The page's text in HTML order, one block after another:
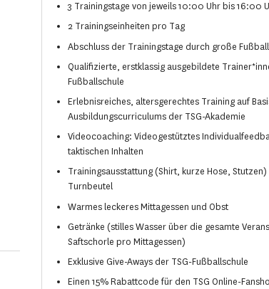
3 Trainingstage von jeweils 10:00 Uhr bis 16:00
2 Trainingseinheiten pro Tag
Abschluss der Trainingstage durch große
Qualifizierte, erstklassig ausgebildete
Fußballschule
Erlebnisreiches, altersgerechtes Training auf
Ausbildungscurriculums der TSG-Akademie
Videocoaching: Videogestütztes
taktischen Inhalten
Trainingsausstattung (Shirt, kurze Hose,
Turnbeutel
Warmes leckeres Mittagessen und Obst
Getränke (stilles Wasser über die gesamte
Saftschorle pro Mittagessen)
Exklusive Give-Aways der TSG-Fußballschule
Einen 15% Rabattcode für den TSG Online-